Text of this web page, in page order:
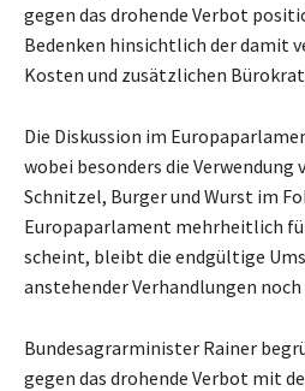
gegen das drohende Verbot
Bedenken hinsichtlich der damit
Kosten und zusätzlichen
Die Diskussion im
wobei besonders die Verwendung
Schnitzel, Burger und Wurst im
Europaparlament mehrheitlich
scheint, bleibt die endgültige
anstehender Verhandlungen noch
Bundesagrarminister Rainer
gegen das drohende Verbot mit